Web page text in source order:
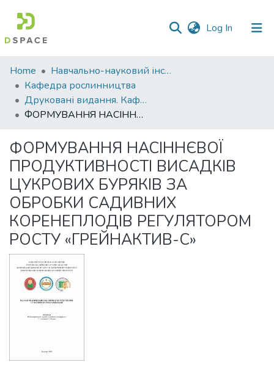
Log In (current)
Communities
&
Collections
Statistics
Home
Навчально-науковий інститут агротехнологій, селекції та екології
Кафедра рослинництва
Друковані видання. Кафедра рослинництва
ФОРМУВАННЯ НАСІННЄВОЇ ПРОДУКТИВНОСТІ ВИСАДКІВ ЦУКРОВИХ БУРЯКІВ ЗА ОБРОБКИ САДИВНИХ КОРЕНЕПЛОДІВ РЕГУЛЯТОРОМ РОСТУ «ГРЕЙНАКТИВ-С»
ФОРМУВАННЯ НАСІННЄВОЇ
ПРОДУКТИВНОСТІ ВИСАДКІВ
ЦУКРОВИХ БУРЯКІВ ЗА
ОБРОБКИ САДИВНИХ
КОРЕНЕПЛОДІВ РЕГУЛЯТОРОМ
РОСТУ «ГРЕЙНАКТИВ-С»